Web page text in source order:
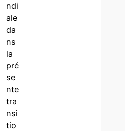
ndi
ale
da
ns
la
pré
se
nte
tra
nsi
tio